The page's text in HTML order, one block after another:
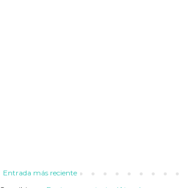
Entrada más reciente